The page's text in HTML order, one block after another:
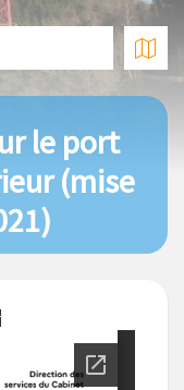
le port
(mise